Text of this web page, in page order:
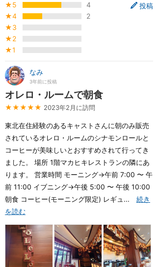
投稿
★5
4
★4
2
★3
★2
★1
なみ
3年前に投稿
オレロ・ルームで朝食
★★★★★ 2023年2月に訪問
東北在住経験のあるキャストさんに朝のみ販売
されているオレロ・ルームのシナモンロールと
コーヒーが美味しいとおすすめされて行ってき
ました。 場所 1階マカヒキレストランの隣にあ
ります。 営業時間 モーニング→午前 7:00 〜 午
前 11:00 イブニング→午後 5:00 〜 午後 10:00
朝食 コーヒー(モーニング限定) レギュ... 続き
を読む